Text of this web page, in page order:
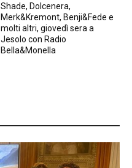
Shade, Dolcenera,
Merk&Kremont, Benji&Fede e
molti altri, giovedì sera a
Jesolo con Radio
Bella&Monella